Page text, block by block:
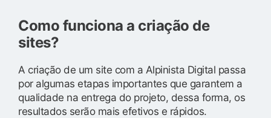
Como funciona a criação de
sites?
A criação de um site com a Alpinista Digital passa
por algumas etapas importantes que garantem a
qualidade na entrega do projeto, dessa forma, os
resultados serão mais efetivos e rápidos.